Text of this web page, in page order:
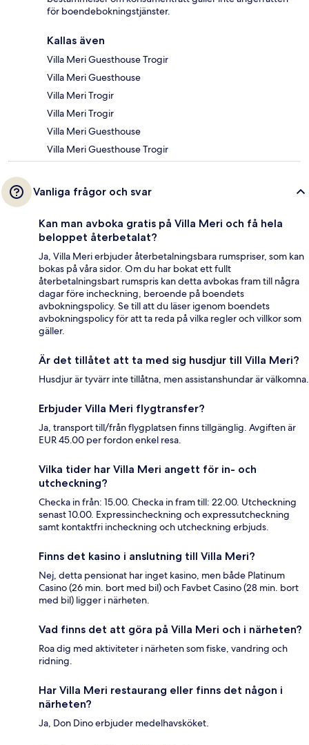
för boendebokningstjänster.
Kallas även
Villa Meri Guesthouse Trogir
Villa Meri Guesthouse
Villa Meri Trogir
Villa Meri Trogir
Villa Meri Guesthouse
Villa Meri Guesthouse Trogir
Vanliga frågor och svar
Kan man avboka gratis på Villa Meri och få hela
beloppet återbetalat?
Ja, Villa Meri erbjuder återbetalningsbara rumspriser, som kan
bokas på våra sidor. Om du har bokat ett fullt
återbetalningsbart rumspris kan detta avbokas fram till några
dagar före incheckning, beroende på boendets
avbokningspolicy. Se till att du läser igenom boendets
avbokningspolicy för att ta reda på vilka regler och villkor som
gäller.
Är det tillåtet att ta med sig husdjur till Villa Meri?
Husdjur är tyvärr inte tillåtna, men assistanshundar är välkomna.
Erbjuder Villa Meri flygtransfer?
Ja, transport till/från flygplatsen finns tillgänglig. Avgiften är
EUR 45.00 per fordon enkel resa.
Vilka tider har Villa Meri angett för in- och
utcheckning?
Checka in från: 15.00. Checka in fram till: 22.00. Utcheckning
senast 10.00. Expressincheckning och expressutcheckning
samt kontaktfri incheckning och utcheckning erbjuds.
Finns det kasino i anslutning till Villa Meri?
Nej, detta pensionat har inget kasino, men både Platinum
Casino (26 min. bort med bil) och Favbet Casino (28 min. bort
med bil) ligger i närheten.
Vad finns det att göra på Villa Meri och i närheten?
Roa dig med aktiviteter i närheten som fiske, vandring och
ridning.
Har Villa Meri restaurang eller finns det någon i
närheten?
Ja, Don Dino erbjuder medelhavsköket.